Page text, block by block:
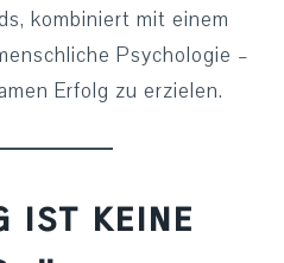
kombiniert mit einem
Psychologie –
Erfolg zu erzielen.
ist keine